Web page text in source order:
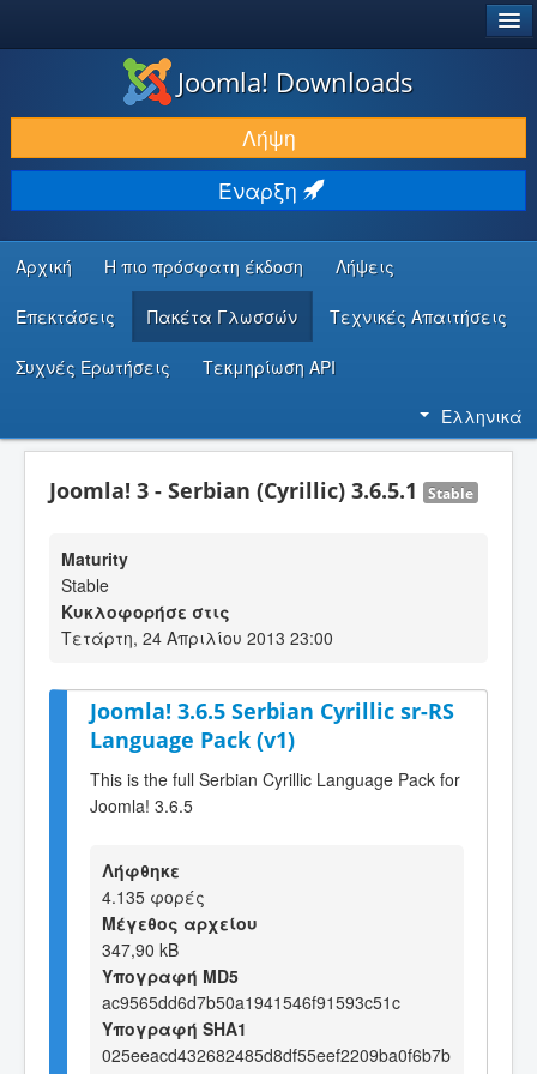
ΛΉΨΕΙΣ & ΕΠΕΚΤΆΣΕΙΣ
ΕΎΡΕΣΗ & ΜΆΘΗΣΗ
ΚΟΙΝΌΤΗΤΑ & ΥΠΟΣΤΉΡΙΞΗ
ΠΌΡΟΙ ΠΡΟΓΡΑΜΜΑΤΙΣΤΏΝ
Joomla! Downloads
Λήψη
Έναρξη
Αρχική Η πιο πρόσφατη έκδοση Λήψεις
Επεκτάσεις Πακέτα Γλωσσών Τεχνικές Απαιτήσεις
Συχνές Ερωτήσεις Τεκμηρίωση API
Ελληνικά
Joomla! 3 - Serbian (Cyrillic) 3.6.5.1 Stable
Maturity
Stable
Κυκλοφορήσε στις
Τετάρτη, 24 Απριλίου 2013 23:00
Joomla! 3.6.5 Serbian Cyrillic sr-RS
Language Pack (v1)
This is the full Serbian Cyrillic Language Pack for
Joomla! 3.6.5
Λήφθηκε
4.135 φορές
Μέγεθος αρχείου
347,90 kB
Υπογραφή MD5
ac9565dd6d7b50a1941546f91593c51c
Υπογραφή SHA1
025eeacd432682485d8df55eef2209ba0f6b7b